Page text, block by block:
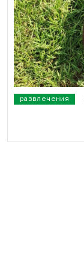
развлечения